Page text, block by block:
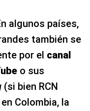
algunos países,
también se
por el canal
o sus
(si bien RCN
Colombia, la